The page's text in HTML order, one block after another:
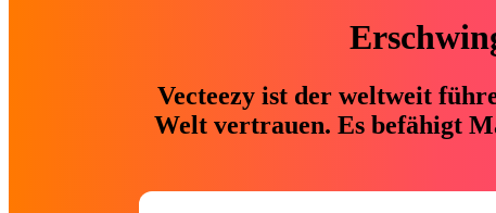
Vecteezy ist der weltweit
Welt vertrauen. Es befähigt